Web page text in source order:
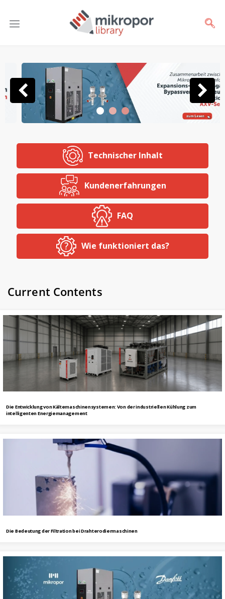
Technischer Inhalt
Kundenerfahrungen
FAQ
Wie funktioniert das?
Current Contents
Die Entwicklung von Kältemaschinensystemen: Von der industriellen Kühlung zum
intelligenten Energiemanagement
Die Bedeutung der Filtration bei Drahterodiermaschinen